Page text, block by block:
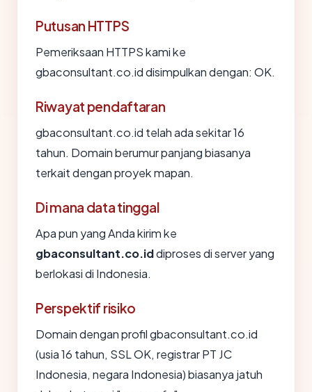
Putusan HTTPS
Pemeriksaan HTTPS kami ke
gbaconsultant.co.id disimpulkan dengan: OK.
Riwayat pendaftaran
gbaconsultant.co.id telah ada sekitar 16
tahun. Domain berumur panjang biasanya
terkait dengan proyek mapan.
Di mana data tinggal
Apa pun yang Anda kirim ke
gbaconsultant.co.iddiproses di server yang
berlokasi di Indonesia.
Perspektif risiko
Domain dengan profil gbaconsultant.co.id
(usia 16 tahun, SSL OK, registrar PT JC
Indonesia, negara Indonesia) biasanya jatuh